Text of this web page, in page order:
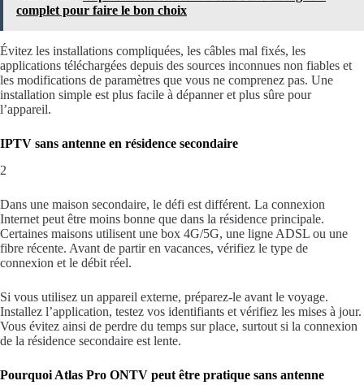
complet pour faire le bon choix
Évitez les installations compliquées, les câbles mal fixés, les
applications téléchargées depuis des sources inconnues non fiables et
les modifications de paramètres que vous ne comprenez pas. Une
installation simple est plus facile à dépanner et plus sûre pour
l’appareil.
IPTV sans antenne en résidence secondaire
2
Dans une maison secondaire, le défi est différent. La connexion
Internet peut être moins bonne que dans la résidence principale.
Certaines maisons utilisent une box 4G/5G, une ligne ADSL ou une
fibre récente. Avant de partir en vacances, vérifiez le type de
connexion et le débit réel.
Si vous utilisez un appareil externe, préparez-le avant le voyage.
Installez l’application, testez vos identifiants et vérifiez les mises à jour.
Vous évitez ainsi de perdre du temps sur place, surtout si la connexion
de la résidence secondaire est lente.
Pourquoi Atlas Pro ONTV peut être pratique sans antenne